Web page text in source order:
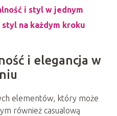
i styl w jednym
na każdym kroku
i elegancja w
elementów, który może
również casualową